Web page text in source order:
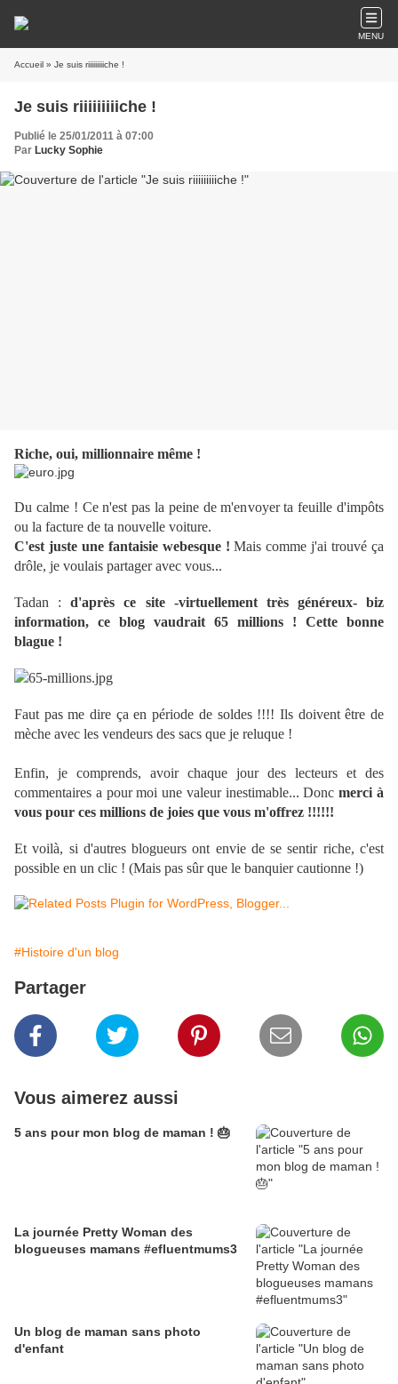
MENU
Accueil » Je suis riiiiiiiiiche !
Je suis riiiiiiiiiche !
Publié le 25/01/2011 à 07:00
Par Lucky Sophie
Riche, oui, millionnaire même !
Du calme ! Ce n'est pas la peine de m'envoyer ta feuille d'impôts
ou la facture de ta nouvelle voiture.
C'est juste une fantaisie webesque ! Mais comme j'ai trouvé ça
drôle, je voulais partager avec vous...
Tadan :d'après ce site -virtuellement très généreux- biz
information, ce blog vaudrait 65 millions ! Cette bonne
blague !
Faut pas me dire ça en période de soldes !!!! Ils doivent être de
mèche avec les vendeurs des sacs que je reluque !
Enfin, je comprends, avoir chaque jour des lecteurs et des
commentaires a pour moi une valeur inestimable... Doncmerci à
vous pour ces millions de joies que vous m'offrez !!!!!!
Et voilà, si d'autres blogueurs ont envie de se sentir riche, c'est
possible en un clic ! (Mais pas sûr que le banquier cautionne !)
#Histoire d'un blog
Partager
Vous aimerez aussi
5 ans pour mon blog de maman ! 🎂
La journée Pretty Woman des
blogueuses mamans #efluentmums3
Un blog de maman sans photo
d'enfant